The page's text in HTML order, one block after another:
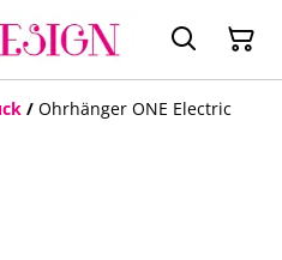
/ Ohrhänger ONE Electric